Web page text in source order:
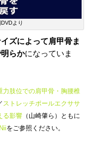
より
ズによって肩甲骨ま
らかになっていま
力肢位での肩甲骨・胸腰椎
ストレッチポールエクササ
る影響 （山崎肇ら）ともに
をご参照ください。